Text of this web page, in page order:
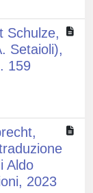
Schulze,
Setaioli),
159
Aldo
2023